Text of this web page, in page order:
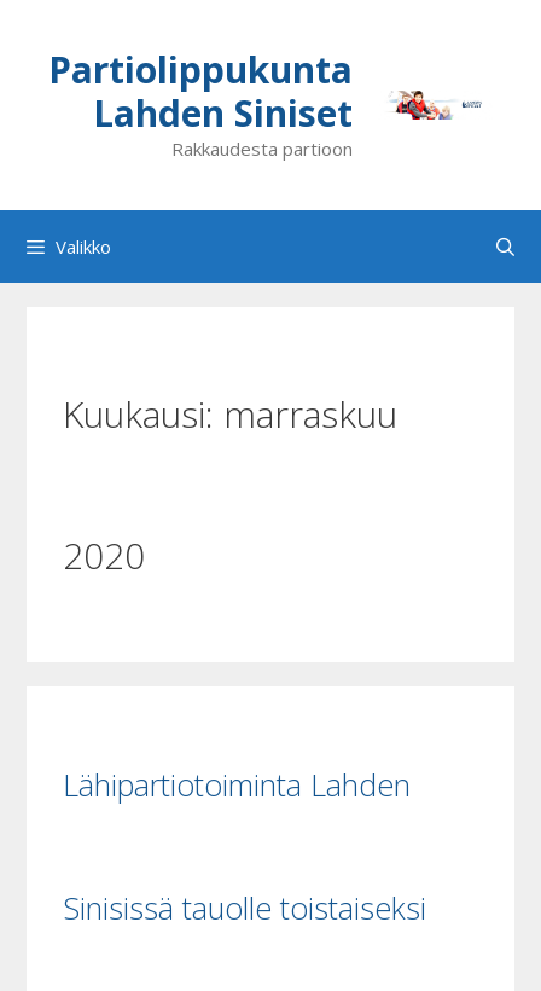
Partiolippukunta
Lahden Siniset
Rakkaudesta partioon
Valikko
Kuukausi: marraskuu
2020
Lähipartiotoiminta Lahden
Sinisissä tauolle toistaiseksi